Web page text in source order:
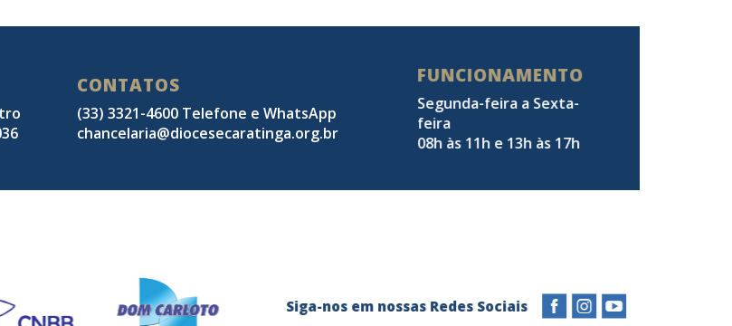
CONTATOS
(33) 3321-4600 Telefone e WhatsApp
chancelaria@diocesecaratinga.org.br
FUNCIONAMENTO
Segunda-feira a Sexta-
feira
08h às 11h e 13h às 17h
Siga-nos em nossas Redes Sociais